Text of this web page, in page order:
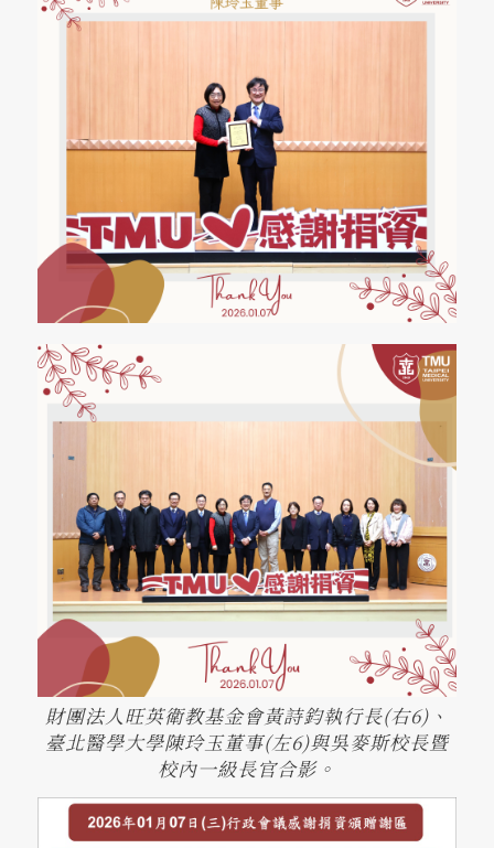
財團法人旺英衛教基金會黃詩鈞執行長(右6)、
臺北醫學大學陳玲玉董事(左6)與吳麥斯校長暨
校內一級長官合影。